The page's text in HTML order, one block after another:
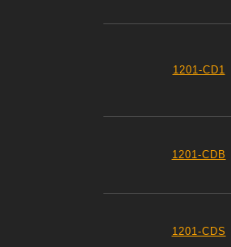
1201-CD1
1201-CDB
1201-CDS